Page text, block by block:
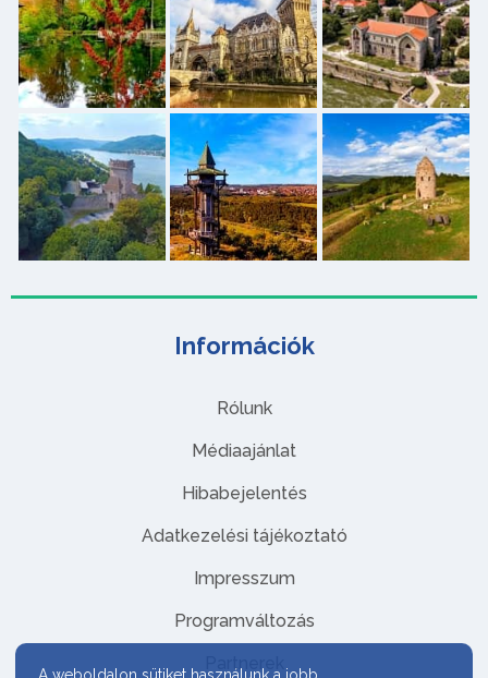
Információk
Rólunk
Médiaajánlat
Hibabejelentés
Adatkezelési tájékoztató
Impresszum
Programváltozás
Partnerek